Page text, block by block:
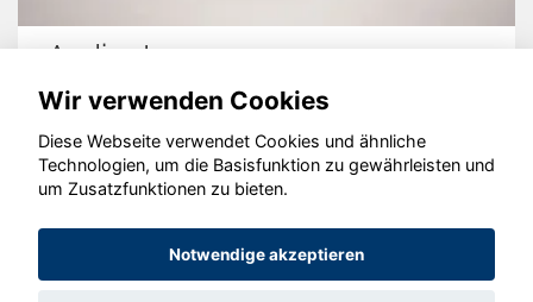
Audi e-tron
© konjunkturmotor.de GmbH 2020 - 2026
Wir verwenden Cookies
Diese Webseite verwendet Cookies und ähnliche
Technologien, um die Basisfunktion zu gewährleisten und
um Zusatzfunktionen zu bieten.
Notwendige akzeptieren